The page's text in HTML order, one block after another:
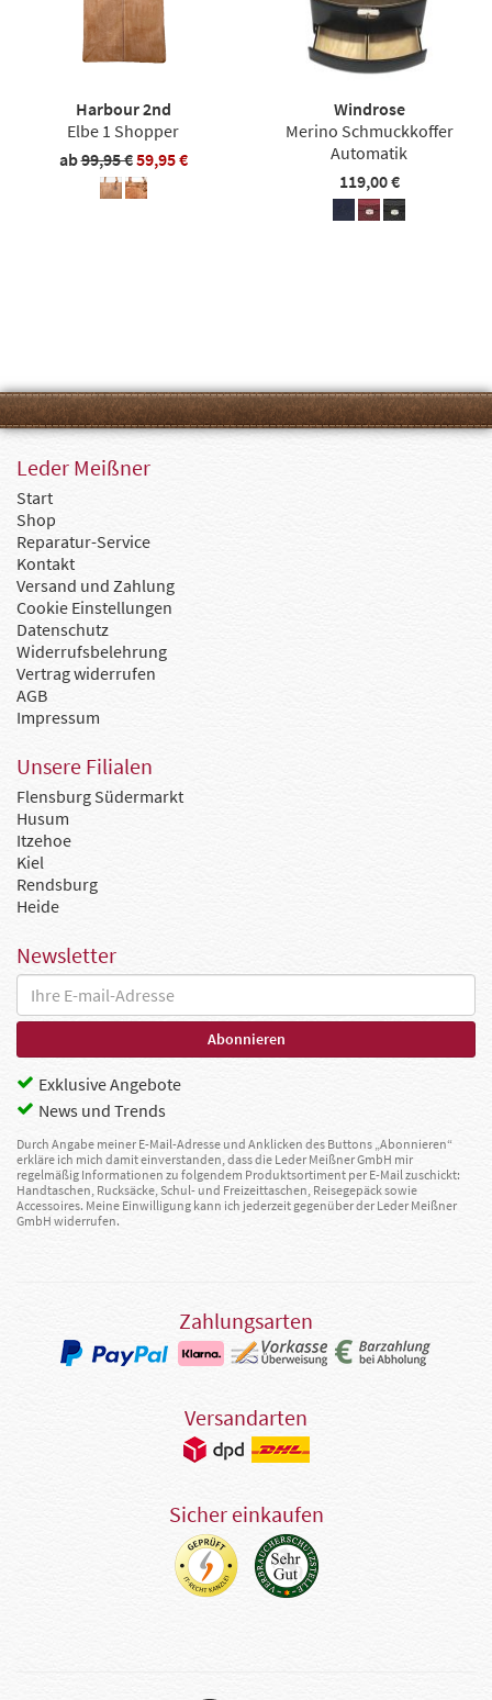
Harbour 2nd
Elbe 1 Shopper
ab99,95 €59,95 €
Windrose
Merino Schmuckkoffer
Automatik
119,00 €
Leder Meißner
Start
Shop
Reparatur-Service
Kontakt
Versand und Zahlung
Cookie Einstellungen
Datenschutz
Widerrufsbelehrung
Vertrag widerrufen
AGB
Impressum
Unsere Filialen
Flensburg Südermarkt
Husum
Itzehoe
Kiel
Rendsburg
Heide
Newsletter
Exklusive Angebote
News und Trends
Durch Angabe meiner E-Mail-Adresse und Anklicken des Buttons „Abonnieren“
erkläre ich mich damit einverstanden, dass die Leder Meißner GmbH mir
regelmäßig Informationen zu folgendem Produktsortiment per E-Mail zuschickt:
Handtaschen, Rucksäcke, Schul- und Freizeittaschen, Reisegepäck sowie
Accessoires. Meine Einwilligung kann ich jederzeit gegenüber der Leder Meißner
GmbH widerrufen.
Zahlungsarten
Versandarten
Sicher einkaufen